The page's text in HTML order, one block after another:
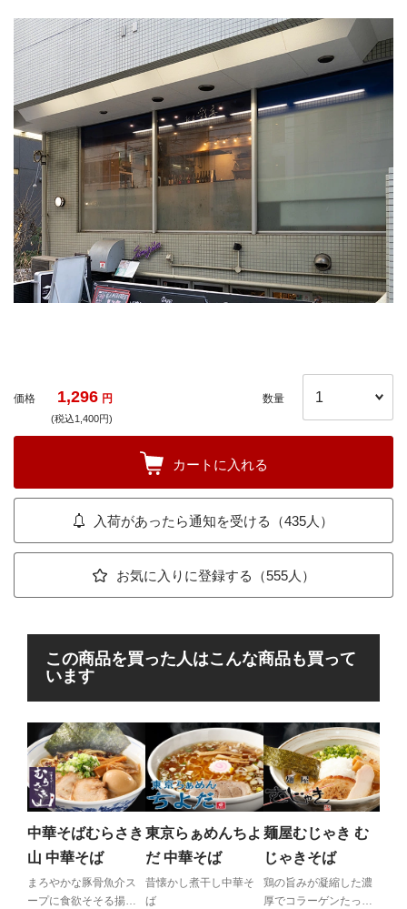
価格 1,296 円
(税込1,400円)
数量
カートに入れる
入荷があったら通知を受ける（435人）
お気に入りに登録する（555人）
この商品を買った人はこんな商品も買って
います
中華そばむらさき
山 中華そば
まろやかな豚骨魚介ス
ープに食欲そそる揚げ
東京らぁめんちよ
だ 中華そば
昔懐かし煮干し中華そ
ば
麺屋むじゃき む
じゃきそば
鶏の旨みが凝縮した濃
厚でコラーゲンたっぷ